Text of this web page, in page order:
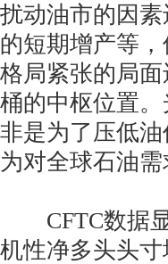
扰动油市的因
的短期增产等
格局紧张的局
桶的中枢位置
非是为了压低
为对全球石油
CFTC数据显
机性净多头头